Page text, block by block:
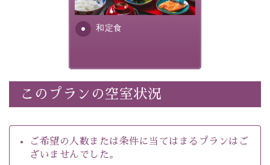
※催行人数に満たない場合は、催行を見合わせる場合が
ございます。その際は前日までにご連絡いたします。
※ほたる童謡公園では自由行動となります（ガイドは付
※ホタルの発生は自然条件に左右されるため、ご覧いた
だけない場合もございます。
-----------【安心への取り組み】----------
滞在いただけるよう
30項目以上からなる独自の衛生・消毒プログラムの基、
和定食
ふんだんに取り入れ、安心・
安全を心掛けた長野県産...
このプランの空室状況
ご希望の人数または条件に当てはまるプランはご
ざいませんでした。